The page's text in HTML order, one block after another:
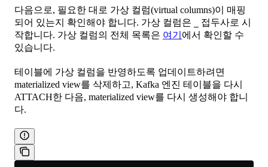
다음으로, 필요한 대로 가상 컬럼(virtual columns)이 매핑
되어 있는지 확인해야 합니다. 가상 컬럼은
접두사로 시
작합니다. 가상 컬럼의 전체 목록은 여기 에서 확인할 수
있습니다.
테이블에 가상 컬럼을 반영하도록 업데이트하려면
materialized view를 삭제하고, Kafka 엔진 테이블을 다시
ATTACH한 다음, materialized view를 다시 생성해야 합니
다.